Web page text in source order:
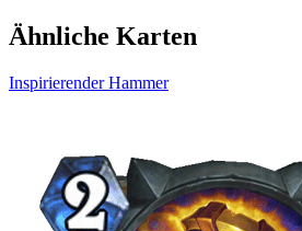
Ähnliche Karten
Inspirierender Hammer